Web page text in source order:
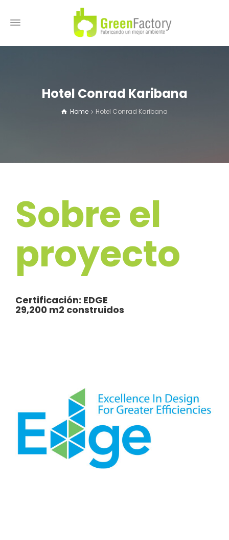
Hotel Conrad Karibana
Home Hotel Conrad Karibana
Sobre el
proyecto
Certificación: EDGE
29,200 m2 construidos